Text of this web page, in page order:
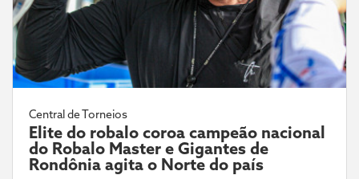
Central de Torneios
Elite do robalo coroa campeão nacional
do Robalo Master e Gigantes de
Rondônia agita o Norte do país